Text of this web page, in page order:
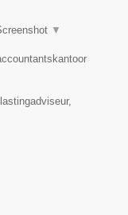
▼